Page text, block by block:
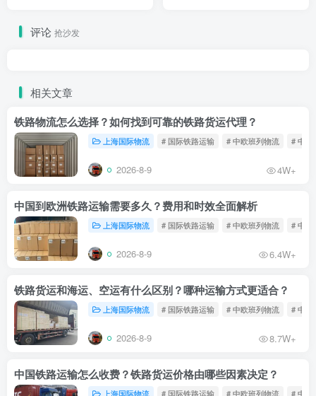
评论 抢沙发
相关文章
铁路物流怎么选择？如何找到可靠的铁路货运代理？
上海国际物流 # 国际铁路运输 # 中欧班列物流 # 中欧
2026-8-9 4W+
中国到欧洲铁路运输需要多久？费用和时效全面解析
上海国际物流 # 国际铁路运输 # 中欧班列物流 # 中欧
2026-8-9 6.4W+
铁路货运和海运、空运有什么区别？哪种运输方式更适合？
上海国际物流 # 国际铁路运输 # 中欧班列物流 # 中欧
2026-8-9 8.7W+
中国铁路运输怎么收费？铁路货运价格由哪些因素决定？
上海国际物流 # 国际铁路运输 # 中欧班列物流 # 中欧